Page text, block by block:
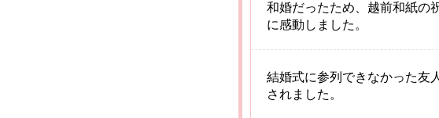
和婚だったため、越前和紙の
に感動しました。
結婚式に参列できなかった友
されました。